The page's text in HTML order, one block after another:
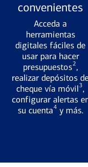
convenientes
Acceda a
herramientas
digitales fáciles de
usar para hacer
presupuestos2,
realizar depósitos
cheque vía móvil3,
configurar alertas
su cuenta4y más.